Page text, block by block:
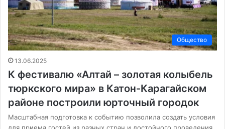
Общество
13.06.2025
К фестивалю «Алтай – золотая колыбель
тюркского мира» в Катон-Карагайском
районе построили юрточный городок
Масштабная подготовка к событию позволила создать условия
для приема гостей из разных стран и достойного проведения